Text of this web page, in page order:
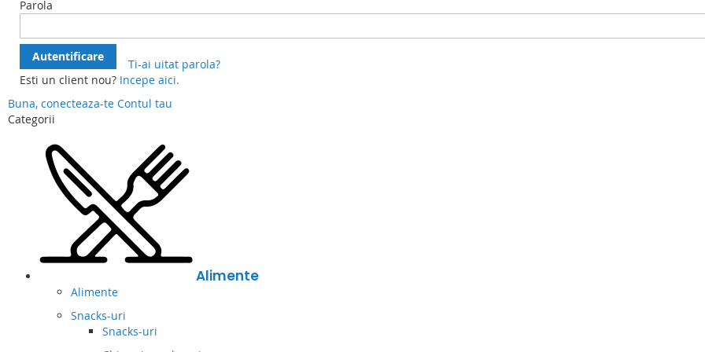
Parola
Autentificare
Ti-ai uitat parola?
Esti un client nou? Incepe aici.
Buna, conecteaza-te Contul tau
Categorii
Alimente
Alimente
Snacks-uri
Snacks-uri